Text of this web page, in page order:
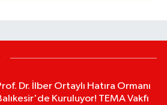
Dr. İlber Ortaylı Hatıra Ormanı
Kuruluyor! TEMA Vakfı